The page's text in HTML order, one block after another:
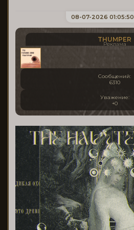
08-07-2026 01:05:50
THUMPER
Реклама
Сообщений:
6310
Уважение:
+0